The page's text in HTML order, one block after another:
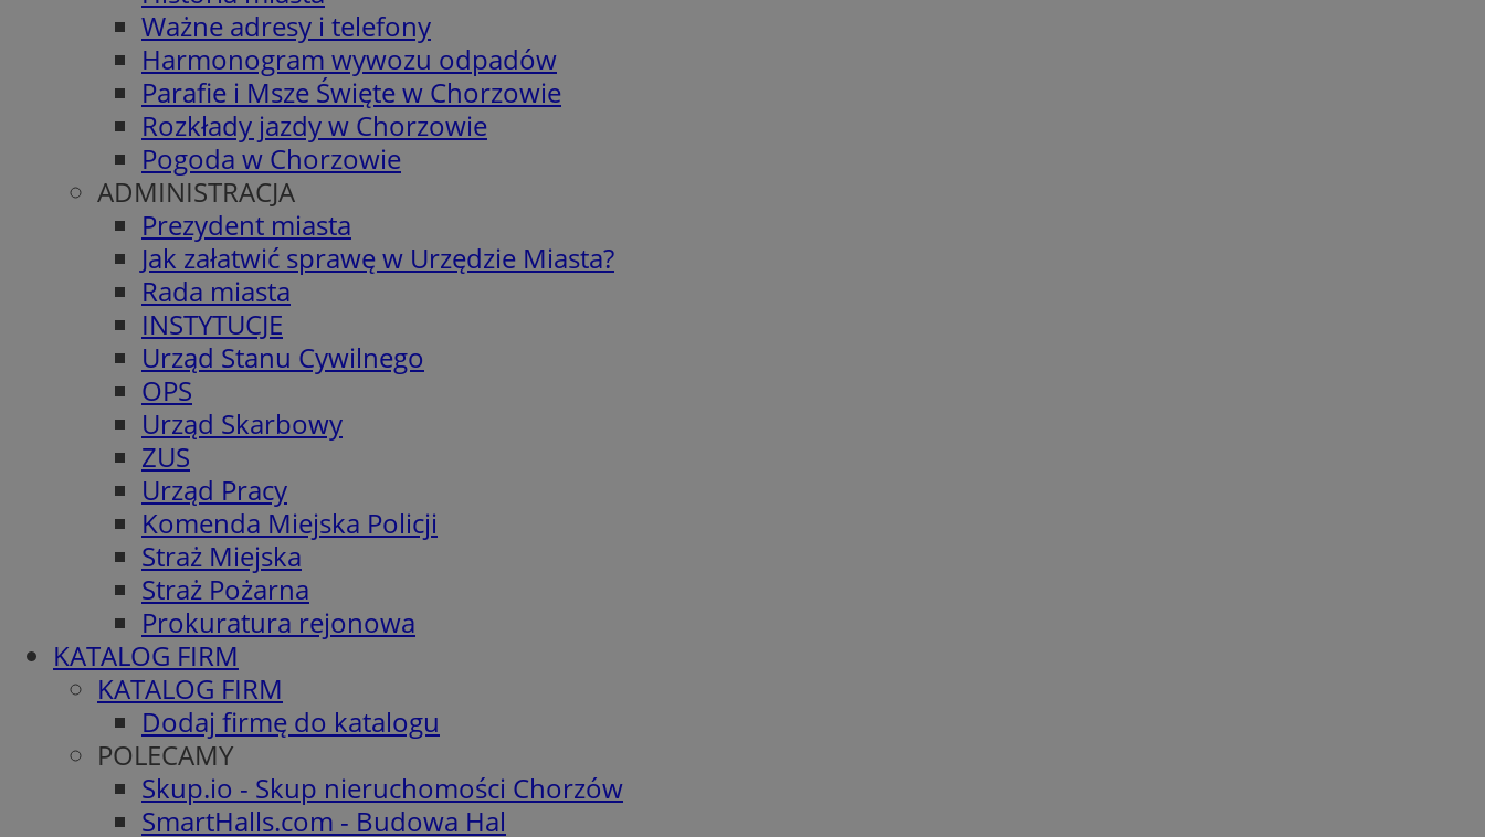
Ważne adresy i telefony
Harmonogram wywozu odpadów
Parafie i Msze Święte w Chorzowie
Rozkłady jazdy w Chorzowie
Pogoda w Chorzowie
ADMINISTRACJA
Prezydent miasta
Jak załatwić sprawę w Urzędzie Miasta?
Rada miasta
INSTYTUCJE
Urząd Stanu Cywilnego
OPS
Urząd Skarbowy
ZUS
Urząd Pracy
Komenda Miejska Policji
Straż Miejska
Straż Pożarna
Prokuratura rejonowa
KATALOG FIRM
KATALOG FIRM
Dodaj firmę do katalogu
POLECAMY
Skup.io - Skup nieruchomości Chorzów
SmartHalls.com - Budowa Hal